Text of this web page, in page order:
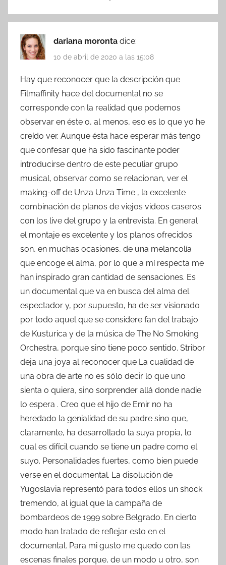
dariana moronta dice:
10 de abril de 2020 a las 15:08
Hay que reconocer que la descripción que
Filmaffinity hace del documental no se
corresponde con la realidad que podemos
observar en éste o, al menos, eso es lo que yo he
creído ver. Aunque ésta hace esperar más tengo
que confesar que ha sido fascinante poder
introducirse dentro de este peculiar grupo
musical, observar como se relacionan, ver el
making-off de Unza Unza Time , la excelente
combinación de planos de viejos videos caseros
con los live del grupo y la entrevista. En general
el montaje es excelente y los planos ofrecidos
son, en muchas ocasiones, de una melancolía
que encoge el alma, por lo que a mí respecta me
han inspirado gran cantidad de sensaciones. Es
un documental que va en busca del alma del
espectador y, por supuesto, ha de ser visionado
por todo aquel que se considere fan del trabajo
de Kusturica y de la música de The No Smoking
Orchestra, porque sino tiene poco sentido. Stribor
deja una joya al reconocer que La cualidad de
una obra de arte no es sólo decir lo que uno
sienta o quiera, sino sorprender allá donde nadie
lo espera . Creo que el hijo de Emir no ha
heredado la genialidad de su padre sino que,
claramente, ha desarrollado la suya propia, lo
cual es difícil cuando se tiene un padre como el
suyo. Personalidades fuertes, como bien puede
verse en el documental. La disolución de
Yugoslavia representó para todos ellos un shock
tremendo, al igual que la campaña de
bombardeos de 1999 sobre Belgrado. En cierto
modo han tratado de reflejar esto en el
documental. Para mi gusto me quedo con las
escenas finales porque, de un modo u otro, son